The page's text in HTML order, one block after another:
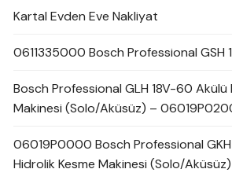
Kartal Evden Eve Nakliyat
0611335000 Bosch Professional GSH
Bosch Professional GLH 18V-60 Akülü
Makinesi (Solo/Aküsüz) –
06019P0000 Bosch Professional
Hidrolik Kesme Makinesi (Solo/Aküsüz)